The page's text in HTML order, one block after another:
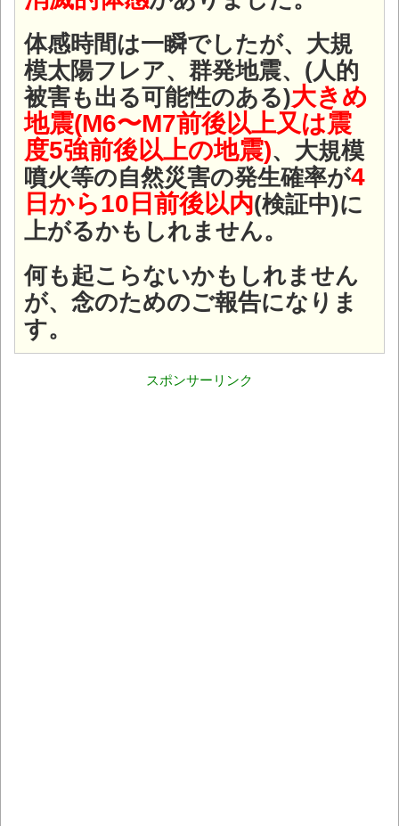
体感時間は一瞬でしたが、大規
模太陽フレア、群発地震、(人的
被害も出る可能性のある)大きめ
地震(M6〜M7前後以上又は震
度5強前後以上の地震)、大規模
噴火等の自然災害の発生確率が4
日から10日前後以内(検証中)に
上がるかもしれません。
何も起こらないかもしれません
が、念のためのご報告になりま
す。
スポンサーリンク